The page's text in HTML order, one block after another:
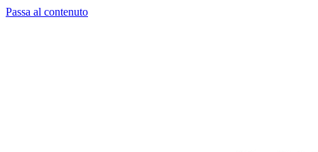
Passa al contenuto